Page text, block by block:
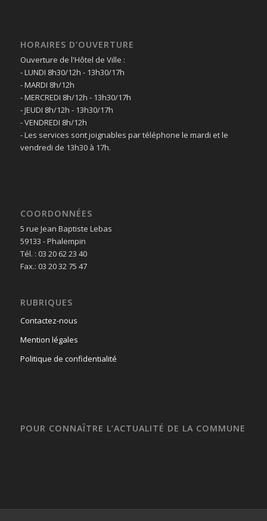
HORAIRES D’OUVERTURE
Ouverture de l'Hôtel de Ville :
- LUNDI 8h30/12h - 13h30/17h
- MARDI 8h/12h
- MERCREDI 8h/12h - 13h30/17h
- JEUDI 8h/12h - 13h30/17h
- VENDREDI 8h/12h
- Les services sont joignables par téléphone le mardi et le
vendredi de 13h30 à 17h.
COORDONNÉES
5 rue Jean Baptiste Lebas
59133 - Phalempin
Tél. : 03 20 62 23 40
Fax.: 03 20 32 75 47
RUBRIQUES
Contactez-nous
Mention légales
Politique de confidentialité
POUR CONNAÎTRE L’ACTUALITÉ DE LA COMMUNE